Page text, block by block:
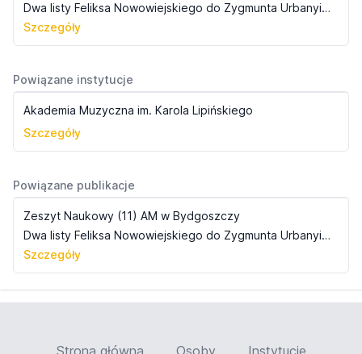
Dwa listy Feliksa Nowowiejskiego do Zygmunta Urbanyi`ego z lat 1928-1932 oraz inne dokumenty z życia muzycznego Bydgoszczy w latach 1911-1937
Szczegóły
Powiązane instytucje
Akademia Muzyczna im. Karola Lipińskiego
Szczegóły
Powiązane publikacje
Zeszyt Naukowy (11) AM w Bydgoszczy
Dwa listy Feliksa Nowowiejskiego do Zygmunta Urbanyi`ego z lat 1928-1929 oraz inne dokumenty z życia muzycznego Bydgoszczy w latach 1920-1937 (zachowane w archiwum rodzinnym dzieci: Zofii i Zbigniewa Urbanyi`ch, s. 47-62
Szczegóły
Strona główna Osoby Instytucje